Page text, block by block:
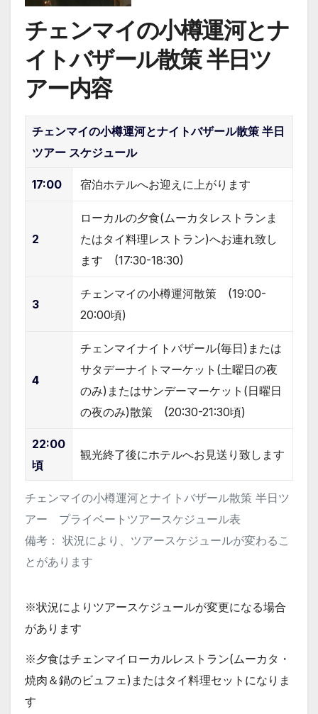
チェンマイの小樽運河とナ
イトバザール散策 半日ツ
アー内容
チェンマイの小樽運河とナイトバザール散策 半日ツ
アー プライベートツアースケジュール表
備考： 状況により、ツアースケジュールが変わるこ
とがあります
チェンマイの小樽運河とナイトバザール散策 半日
ツアー スケジュール
17:00 宿泊ホテルへお迎えに上がります
2
ローカルの夕食(ムーカタレストランま
たはタイ料理レストラン)へお連れ致し
ます (17:30-18:30)
3
チェンマイの小樽運河散策 (19:00-
20:00頃)
4
チェンマイナイトバザール(毎日)または
サタデーナイトマーケット(土曜日の夜
のみ)またはサンデーマーケット(日曜日
の夜のみ)散策 (20:30-21:30頃)
22:00
頃
観光終了後にホテルへお見送り致します
※状況によりツアースケジュールが変更になる場合
があります
※夕食はチェンマイローカルレストラン(ムーカタ・
焼肉＆鍋のビュフェ)またはタイ料理セットになりま
す